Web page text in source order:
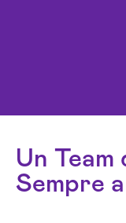
Un
Sempre